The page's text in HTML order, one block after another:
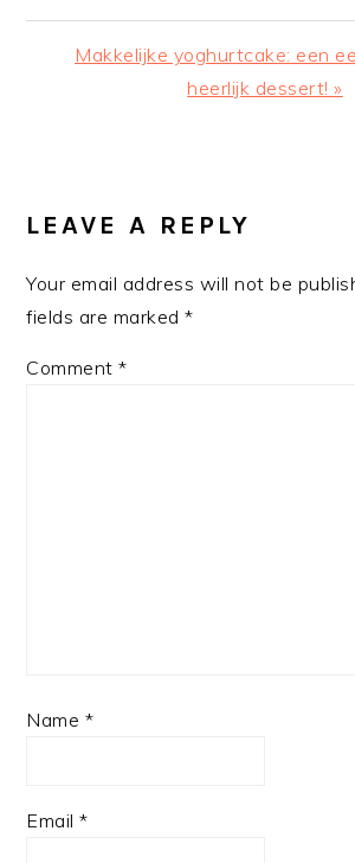
Post:
Next
Makkelijke yoghurtcake: een
heerlijk dessert! »
INTERACTIONS
LEAVE A REPLY
Your email address will not be
fields are marked*
Comment*
Name *
Email*